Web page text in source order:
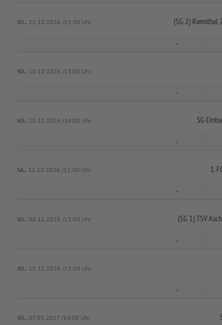
SO.. 11.10.2026 /11:00 Uhr (SG 2) Ramsthal
-
SO.. 18.10.2026 /13:00 Uhr
-
SO.. 25.10.2026 /14:00 Uhr SG
-
SA.. 31.10.2026 /11:00 Uhr 1.
-
SO.. 08.11.2026 /13:00 Uhr (SG 1) TSV
-
SO.. 15.11.2026 /13:00 Uhr
-
SO.. 07.03.2027 /14:00 Uhr